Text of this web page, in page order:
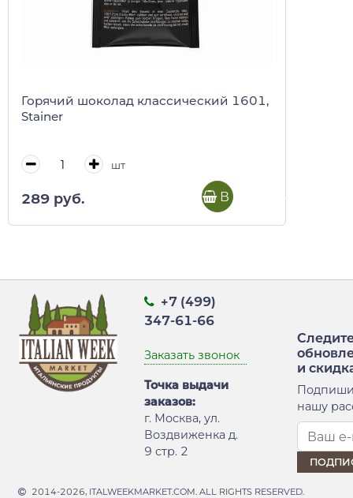
Горячий шоколад классический 1601,
Stainer
шт
289 руб. В корзину
+7 (499)
347-61-66
Заказать звонок
Точка выдачи
заказов:
г. Москва, ул.
Воздвиженка д.
9 стр. 2
и
нашу
2014-2026, ITALWEEKMARKET.COM. ALL RIGHTS RESERVED.